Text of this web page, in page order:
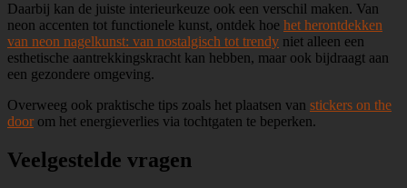
Daarbij kan de juiste interieurkeuze ook een verschil maken. Van
neon accenten tot functionele kunst, ontdek hoe het herontdekken
van neon nagelkunst: van nostalgisch tot trendy niet alleen een
esthetische aantrekkingskracht kan hebben, maar ook bijdraagt aan
een gezondere omgeving.
Overweeg ook praktische tips zoals het plaatsen van stickers on the
door om het energieverlies via tochtgaten te beperken.
Veelgestelde vragen